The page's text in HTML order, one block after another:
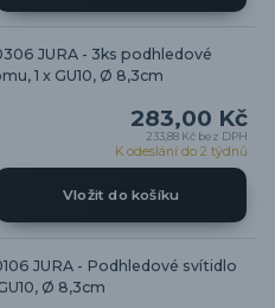
JURA - 3ks podhledové
1 x GU10, Ø 8,3cm
283,00 Kč
233,88 Kč bez DPH
K odeslání do 2 týdnů
Vložit do košíku
JURA - Podhledové svítidlo
Ø 8,3cm